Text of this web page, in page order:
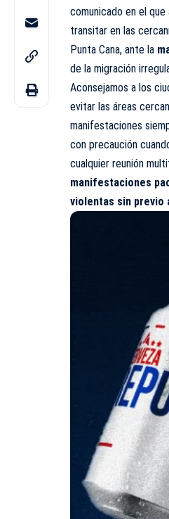
comunicado en el
transitar en las
Punta Cana, ante la
de la migración
Aconsejamos a los
evitar las áreas
manifestaciones
con precaución
cualquier reunión
manifestaciones
violentas sin previo